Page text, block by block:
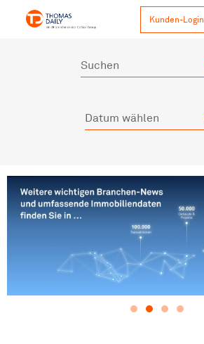
Kunden-Login